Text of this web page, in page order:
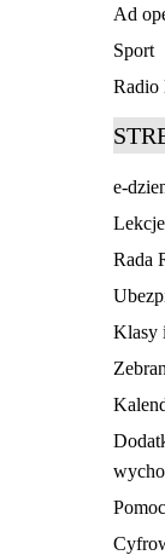
Ad
Sport
Radio
e-
Rada
Klasy